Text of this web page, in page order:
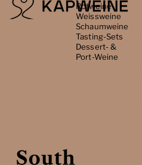
Rotweine
Weissweine
Schaumweine
Tasting-Sets
Dessert- &
Port-Weine